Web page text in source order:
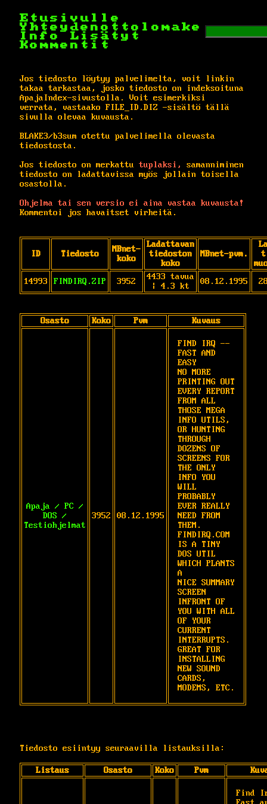
Etusivulle
Yhteydenottolomake
Info
Lisätyt
Kommentit
Jos tiedosto löytyy palvelimelta, voit linkin
takaa tarkastaa, josko tiedosto on indeksoituna
ApajaIndex-sivustolla. Voit esimerkiksi
verrata, vastaako FILE_ID.DIZ -sisältö tällä
sivulla olevaa kuvausta.
BLAKE3/b3sum otettu palvelimella olevasta
tiedostosta.
Jos tiedosto on merkattu tuplaksi,
samanniminen
tiedosto on ladattavissa myös jollain toisella
osastolla.
Ohjelma tai sen versio ei aina vastaa kuvausta!
Kommentoi jos havaitset virheitä.
ID Tiedosto
MBnet-
koko
Ladattavan
tiedoston
koko
MBnet-pvm.
14993
FINDIRQ.ZIP 3952
4433 tavua
| 4.3 kt
08.12.1995
Osasto Koko Pvm Kuvaus
Apaja / PC /
DOS /
Testiohjelmat
3952 08.12.1995
FIND IRQ --
FAST AND
EASY
NO MORE
PRINTING OUT
EVERY REPORT
FROM ALL
THOSE MEGA
INFO UTILS,
OR HUNTING
THROUGH
DOZENS OF
SCREENS FOR
THE ONLY
INFO YOU
WILL
PROBABLY
EVER REALLY
NEED FROM
THEM.
FINDIRQ.COM
IS A TINY
DOS UTIL
WHICH PLANTS
A
NICE SUMMARY
SCREEN
INFRONT OF
YOU WITH ALL
OF YOUR
CURRENT
INTERRUPTS.
GREAT FOR
INSTALLING
NEW SOUND
CARDS,
MODEMS, ETC.
Tiedosto esiintyy seuraavilla listauksilla:
Listaus Osasto Koko Pvm
Find